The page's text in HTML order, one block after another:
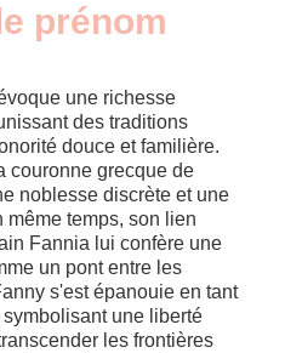
prénom
une richesse
des traditions
douce et familière.
couronne grecque de
noblesse discrète et une
temps, son lien
Fannia lui confère une
un pont entre les
s'est épanouie en tant
une liberté
les frontières